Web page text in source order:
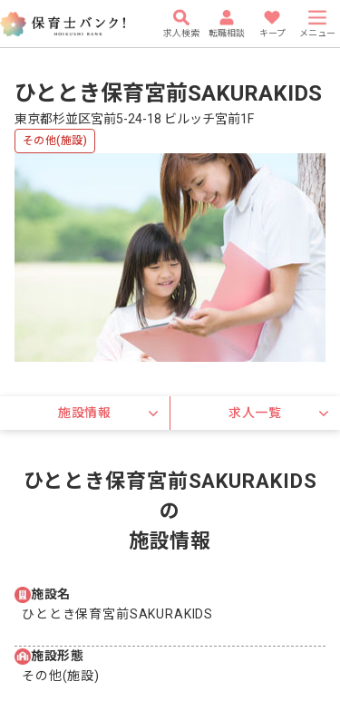
求人検索 転職相談 キープ メニュー
ひととき保育宮前SAKURAKIDS
東京都杉並区宮前5-24-18 ビルッチ宮前1F
その他(施設)
施設情報 求人一覧
ひととき保育宮前SAKURAKIDS
の
施設情報
施設名
ひととき保育宮前SAKURAKIDS
施設形態
その他(施設)